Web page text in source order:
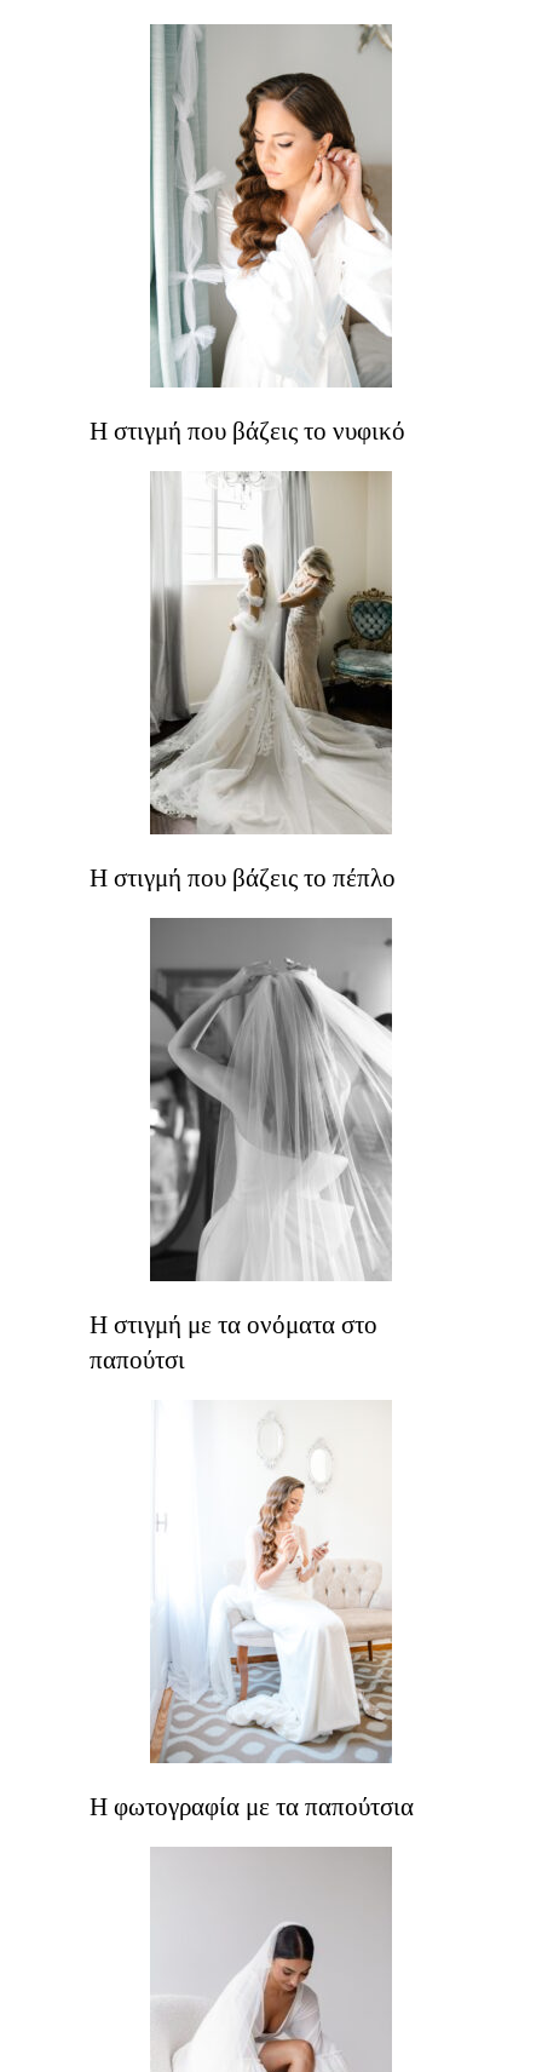
Η στιγμή που βάζεις το νυφικό
Η στιγμή που βάζεις το πέπλο
Η στιγμή με τα ονόματα στο
παπούτσι
Η φωτογραφία με τα παπούτσια